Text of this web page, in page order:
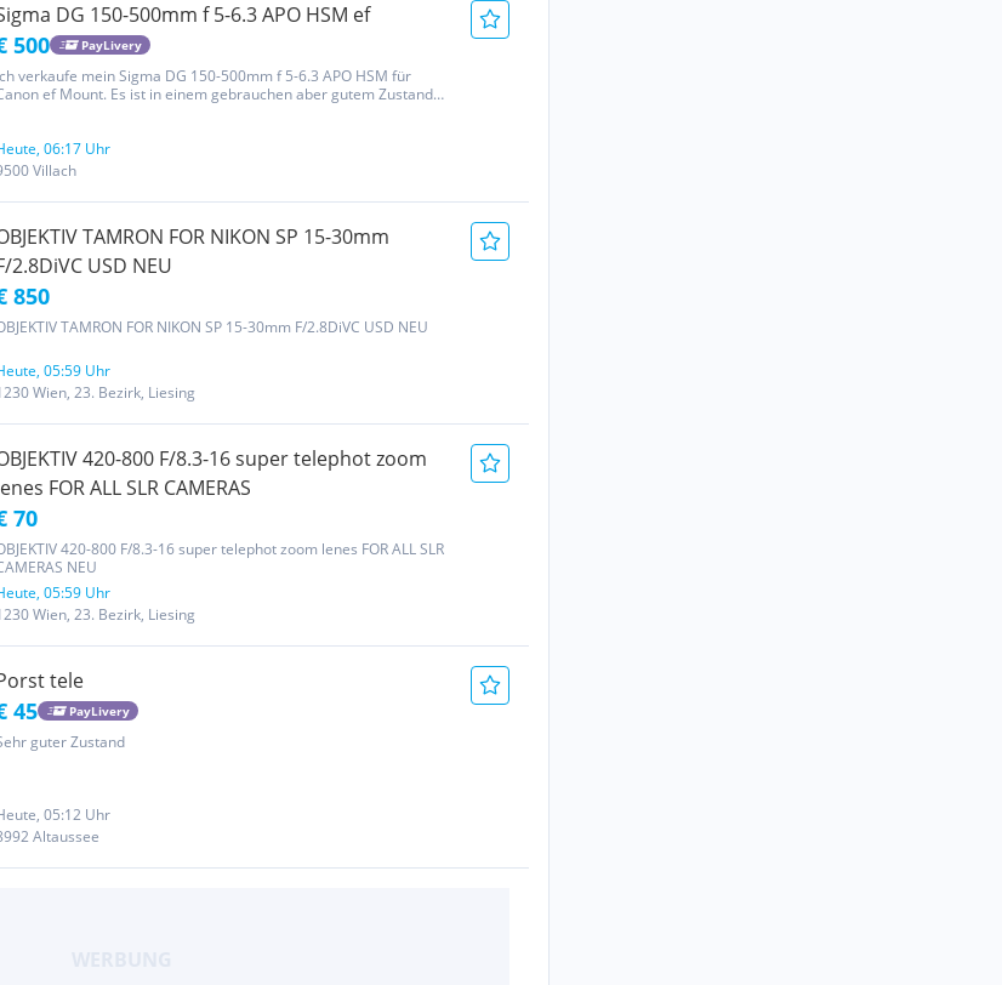
DG 150-500mm f 5-6.3 APO HSM ef
500 PayLivery
verkaufe mein Sigma DG 150-500mm f 5-6.3 APO HSM für
ef Mount. Es ist in einem gebrauchen aber gutem Zustand
06:17 Uhr
Villach
TAMRON FOR NIKON SP 15-30mm
2.8DiVC USD NEU
850
TAMRON FOR NIKON SP 15-30mm F/2.8DiVC USD NEU
05:59 Uhr
Wien, 23. Bezirk, Liesing
420-800 F/8.3-16 super telephot zoom
FOR ALL SLR CAMERAS
70
420-800 F/8.3-16 super telephot zoom lenes FOR ALL SLR
NEU
05:59 Uhr
Wien, 23. Bezirk, Liesing
tele
45 PayLivery
guter Zustand
05:12 Uhr
Altaussee